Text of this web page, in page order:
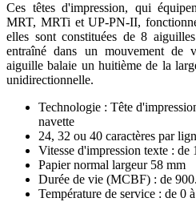
Ces têtes d'impression, qui
MRT, MRTi et UP-PN-II,
elles sont constituées de 8
entraîné dans un mouvement de
aiguille balaie un huitième de la
unidirectionnelle.
Technologie : Tête
navette
24, 32 ou 40 caractères par
Vitesse d'impression texte : de
Papier normal largeur 58 mm
Durée de vie (MCBF) : de
Température de service : de 0